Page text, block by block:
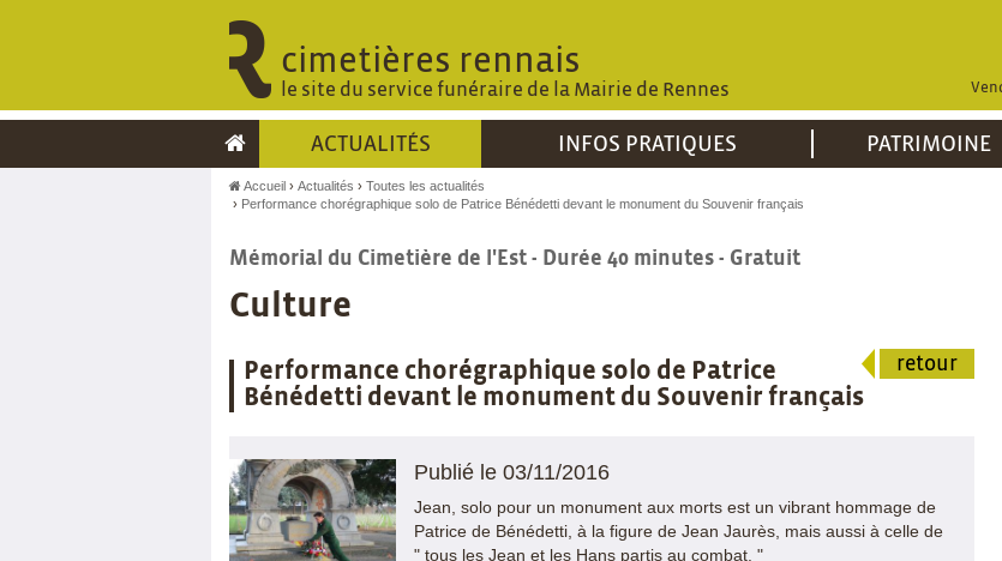
cimetières rennais
le site du service funéraire de la Mairie de Rennes
ACTUALITÉS INFOS PRATIQUES PATRIMOINE
Accueil Actualités
Toutes les actualités
Performance chorégraphique solo de Patrice Bénédetti devant le monument du Souvenir français
Mémorial du Cimetière de l'Est - Durée 40 minutes - Gratuit
Culture
retour
Performance chorégraphique solo de Patrice
Bénédetti devant le monument du Souvenir français
Publié le 03/11/2016
Jean, solo pour un monument aux morts est un vibrant hommage de
Patrice de Bénédetti, à la figure de Jean Jaurès, mais aussi à celle de
" tous les Jean et les Hans partis au combat. "